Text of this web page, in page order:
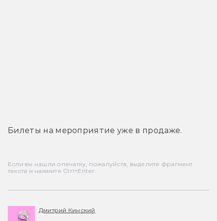
Билеты на мероприятие уже в продаже.
Если вы нашли опечатку, пожалуйста, выделите фрагмент
текста и нажмите Ctrl+Enter.
Дмитрий Кинский